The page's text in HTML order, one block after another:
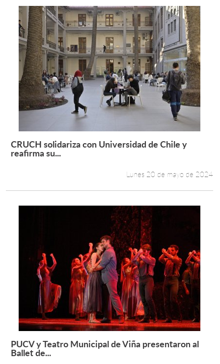
Leer más +
CRUCH solidariza con Universidad de Chile y
reafirma su...
Lunes 20 de mayo de 2024
Leer más +
PUCV y Teatro Municipal de Viña presentaron al
Ballet de...